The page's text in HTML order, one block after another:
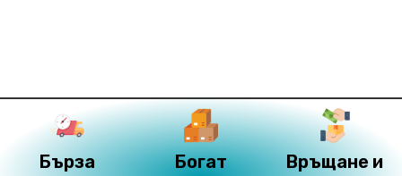
Бърза
Богат
Връщане и